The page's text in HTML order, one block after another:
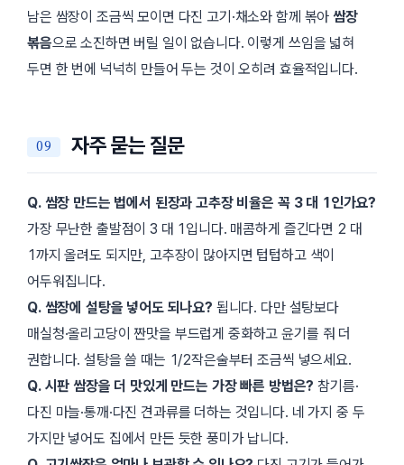
남은 쌈장이 조금씩 모이면 다진 고기·채소와 함께 볶아쌈장
볶음으로 소진하면 버릴 일이 없습니다. 이렇게 쓰임을 넓혀
두면 한 번에 넉넉히 만들어 두는 것이 오히려 효율적입니다.
자주 묻는 질문
Q. 쌈장 만드는 법에서 된장과 고추장 비율은 꼭 3 대 1인가요?
가장 무난한 출발점이 3 대 1입니다. 매콤하게 즐긴다면 2 대
1까지 올려도 되지만, 고추장이 많아지면 텁텁하고 색이
어두워집니다.
Q. 쌈장에 설탕을 넣어도 되나요? 됩니다. 다만 설탕보다
매실청·올리고당이 짠맛을 부드럽게 중화하고 윤기를 줘 더
권합니다. 설탕을 쓸 때는 1/2작은술부터 조금씩 넣으세요.
Q. 시판 쌈장을 더 맛있게 만드는 가장 빠른 방법은? 참기름·
다진 마늘·통깨·다진 견과류를 더하는 것입니다. 네 가지 중 두
가지만 넣어도 집에서 만든 듯한 풍미가 납니다.